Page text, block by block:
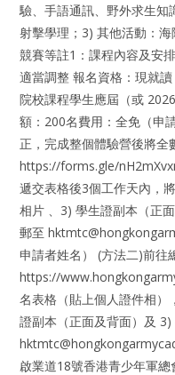
驗、手語通訊、野外求生知
射擊學理；3) 其他活動：
競賽等註1：課程內容及安
適當調整 報名資格：現就
院校課程學生應屆（或
額：200名費用：全免（申
正，完成整個體驗營後將全
https://forms.gle/
遞交表格後3個工作天內，
相片 、3) 學生證副本（正
郵至
申請者姓名） (方法二)前往
https://
名表格（貼上個人證件相
證副本（正面及背面）及
啟業道18號香港青少年軍